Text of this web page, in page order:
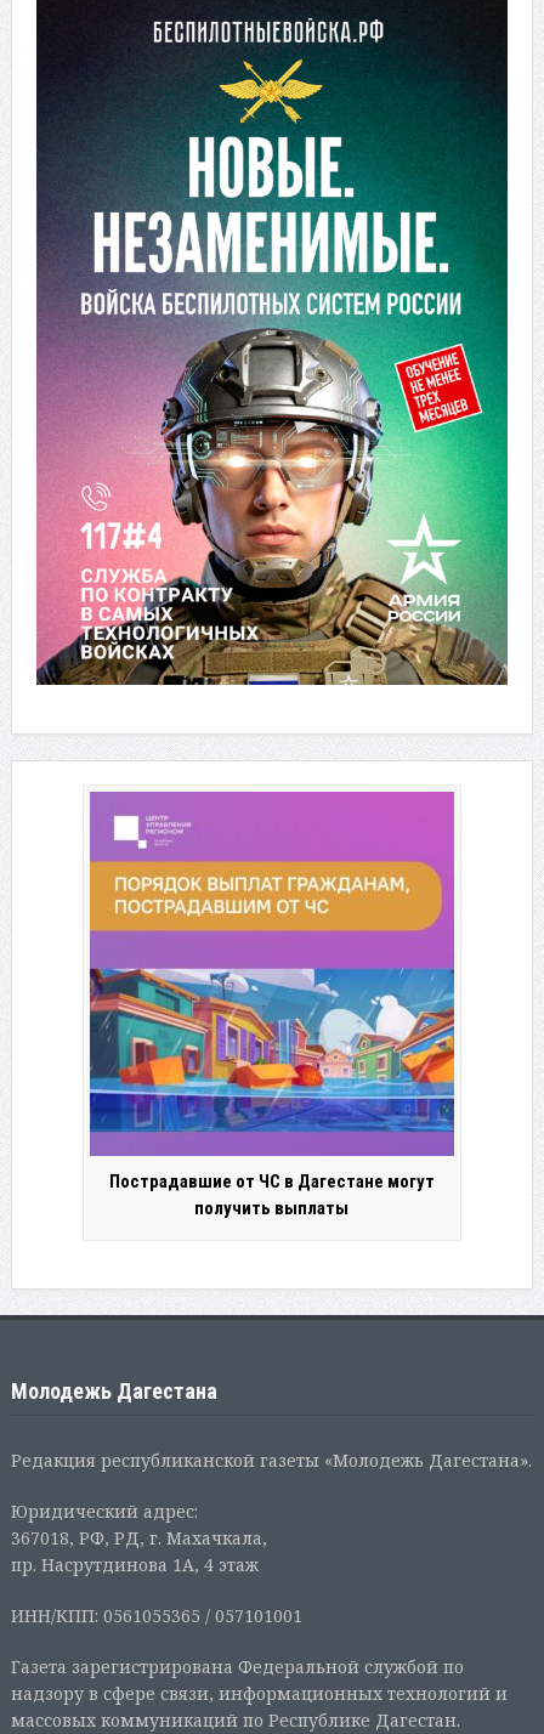
Пострадавшие от ЧС в Дагестане могут
получить выплаты
Молодежь Дагестана
Редакция республиканской газеты «Молодежь Дагестана».
Юридический адрес:
367018, РФ, РД, г. Махачкала,
пр. Насрутдинова 1А, 4 этаж
ИНН/КПП: 0561055365 / 057101001
Газета зарегистрирована Федеральной службой по
надзору в сфере связи, информационных технологий и
массовых коммуникаций по Республике Дагестан.